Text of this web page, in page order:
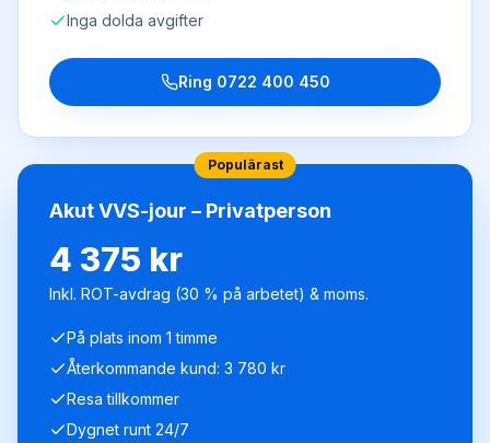
Inga dolda avgifter
Ring 0722 400 450
Populärast
Akut VVS-jour – Privatperson
4 375 kr
Inkl. ROT-avdrag (30 % på arbetet) & moms.
På plats inom 1 timme
Återkommande kund: 3 780 kr
Resa tillkommer
Dygnet runt 24/7